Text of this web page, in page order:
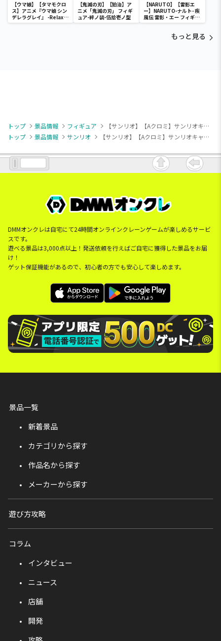
【ウマ娘】【タマモクロ
ス】アニメ『ウマ娘 シン
デレラグレイ』 -Relax
time-タマモクロス
【鬼滅の刃】【狛治】ア
ニメ「鬼滅の刃」 フィギ
ュア-絆ノ装-伍拾壱ノ型
【NARUTO】【雷影エ
ー】NARUTO-ナルト- 疾
風伝 雷影・エー フィギュ
ア～五影集結…!!～
もっと見る
トップ 景品情報 フィギュア
【サンリオ】【Aクロミ】サンリオキャラクターズ コンセプトフィギュア ようこそマイルームマンション①
トップ
景品情報 サンリオ 【サンリオ】【Aクロミ】サンリオキャラクターズ コンセプトフィギュア ようこそマイルームマンション①
DMMオンクレは自宅にて24時間オンラインクレーンゲームが楽しめるサービ
スです。
遊べる景品は3,000点以上！発送依頼を行えばご自宅に獲得した景品をお届
け！
ゲット保証機能があるので、初心者の方でも安心して楽しめます。
景品一覧
新着景品
カテゴリから探す
作品名から探す
メーカーから探す
遊び方攻略
コラム
インタビュー
ニュース
店舗
開発